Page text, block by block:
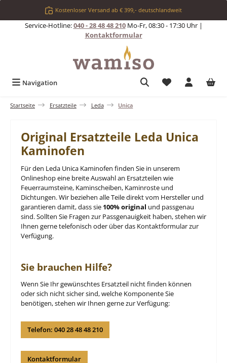
Zum Hauptinhalt springenKostenloser Versand ab € 399,- deutschlandweit
Service-Hotline:040 - 28 48 48 210Mo-Fr, 08:30 - 17:30 Uhr |
Kontaktformular
Navigation Du hast 0
Startseite Ersatzteile Leda Unica
Original Ersatzteile Leda Unica
Kaminofen
Für den Leda Unica Kaminofen finden Sie in unserem
Onlineshop eine breite Auswahl an Ersatzteilen wie
Feuerraumsteine, Kaminscheiben, Kaminroste und
Dichtungen. Wir beziehen alle Teile direkt vom Hersteller und
garantieren damit, dass sie 100% original und passgenau
sind. Sollten Sie Fragen zur Passgenauigkeit haben, stehen wir
Ihnen gerne telefonisch oder über das Kontaktformular zur
Verfügung.
Sie brauchen Hilfe?
Wenn Sie Ihr gewünschtes Ersatzteil nicht finden können
oder sich nicht sicher sind, welche Komponente Sie
benötigen, stehen wir Ihnen gerne zur Verfügung:
Telefon: 040 28 48 48 210
Kontaktformular